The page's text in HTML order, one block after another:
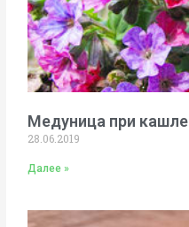
Медуница при кашле
28.06.2019
Далее »